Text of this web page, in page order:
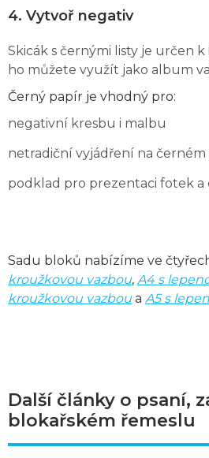
4. Vytvoř negativ
Skicák s černými listy je určen
ho můžete využít jako album
Černý papír je vhodný pro:
negativní kresbu i malbu
netradiční vyjádření na
podklad pro prezentaci fotek a
Sadu bloků nabízíme ve
kroužkovou vazbou, A4 s
kroužkovou vazbou a A5 s
Další články o psaní,
blokařském řemeslu